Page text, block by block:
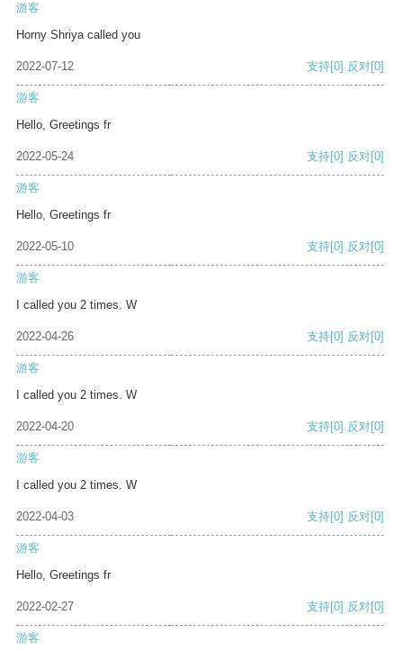
游客
Horny Shriya called you
2022-07-12 支持[0] 反对[0]
游客
Hello, Greetings fr
2022-05-24 支持[0] 反对[0]
游客
Hello, Greetings fr
2022-05-10 支持[0] 反对[0]
游客
I called you 2 times. W
2022-04-26 支持[0] 反对[0]
游客
I called you 2 times. W
2022-04-20 支持[0] 反对[0]
游客
I called you 2 times. W
2022-04-03 支持[0] 反对[0]
游客
Hello, Greetings fr
2022-02-27 支持[0] 反对[0]
游客